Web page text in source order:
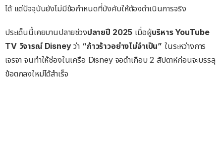
ได้ แต่ปัจจุบันยังไม่มีข้อกำหนดที่บังคับให้ต้องดำเนินการจริง
ประเด็นนี้เคยบานปลายช่วงปลายปี 2025 เมื่อผู้บริหาร YouTube
TV วิจารณ์ Disneyว่า “ก้าวร้าวอย่างไม่จำเป็น” ในระหว่างการ
เจรจา จนทำให้ช่องในเครือ Disney จอดำเกือบ 2 สัปดาห์ก่อนจะบรรลุ
ข้อตกลงใหม่ได้สำเร็จ